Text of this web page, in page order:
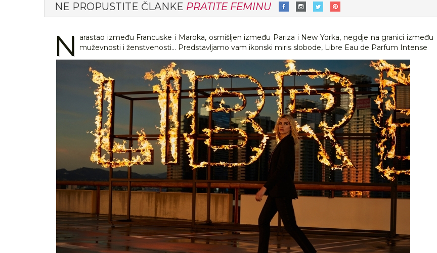
NE PROPUSTITE ČLANKE PRATITE FEMINU
N arastao između Francuske i Maroka, osmišljen između Pariza i New Yorka, negdje na granici između
muževnosti i ženstvenosti... Predstavljamo vam ikonski miris slobode, Libre Eau de Parfum Intense